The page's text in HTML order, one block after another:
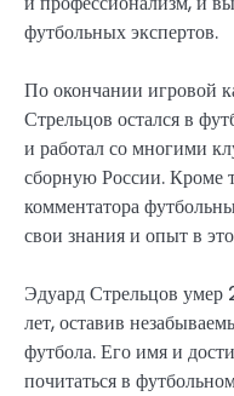
футбольных экспертов.
По окончании игровой
Стрельцов остался в
и работал со многими
сборную России. Кроме
комментатора
свои знания и опыт в
Эдуард Стрельцов умер
лет, оставив
футбола. Его имя и
почитаться в